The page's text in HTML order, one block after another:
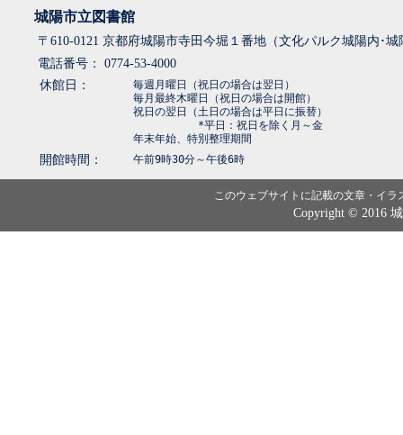
城陽市立図書館
〒610-0121 京都府城陽市寺田今堀１番地（文化パルク城陽内･
電話番号： 0774-53-4000
休館日：
毎週月曜日（祝日の場合は翌日）
毎月最終木曜日（祝日の場合は開館）
祝日の翌日（土日の場合は平日に振替）
*平日：祝日を除く月～金
年末年始、特別整理期間
開館時間： 午前9時30分～午後6時
このウェブサイトに記載の文章・イ
Copyright © 2016